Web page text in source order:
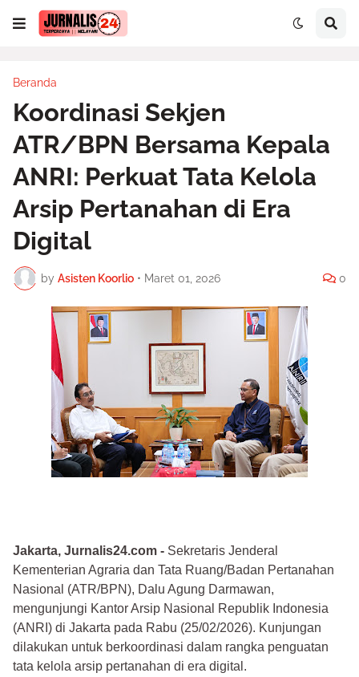
Beranda
Koordinasi Sekjen
ATR/BPN Bersama Kepala
ANRI: Perkuat Tata Kelola
Arsip Pertanahan di Era
Digital
by Asisten Koorlio • Maret 01, 2026 0
Jakarta, Jurnalis24.com - Sekretaris Jenderal
Kementerian Agraria dan Tata Ruang/Badan Pertanahan
Nasional (ATR/BPN), Dalu Agung Darmawan,
mengunjungi Kantor Arsip Nasional Republik Indonesia
(ANRI) di Jakarta pada Rabu (25/02/2026). Kunjungan
dilakukan untuk berkoordinasi dalam rangka penguatan
tata kelola arsip pertanahan di era digital.